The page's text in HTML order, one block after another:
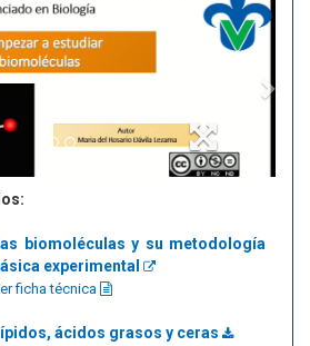
biomoléculas y su metodología
experimental
ficha técnica
ácidos grasos y ceras